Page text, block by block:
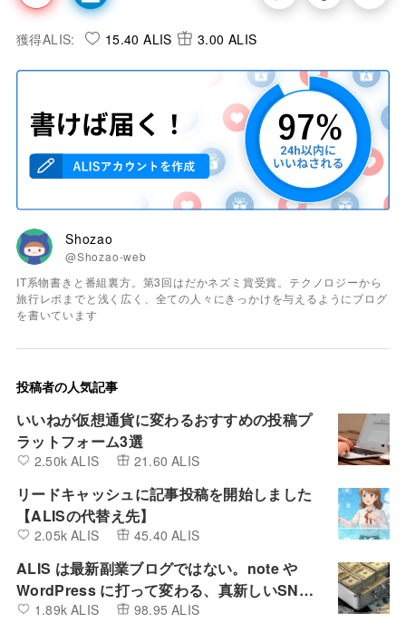
獲得ALIS: 15.40 ALIS 3.00 ALIS
Shozao
@Shozao-web
IT系物書きと番組裏方。第3回はだかネズミ賞受賞。テクノロジーから
旅行レポまでと浅く広く、全ての人々にきっかけを与えるようにブログ
を書いています
投稿者の人気記事
いいねが仮想通貨に変わるおすすめの投稿プ
ラットフォーム3選
2.50k ALIS 21.60 ALIS
リードキャッシュに記事投稿を開始しました
【ALISの代替え先】
2.05k ALIS 45.40 ALIS
ALIS は最新副業ブログではない。note や
WordPress に打って変わる、真新しいSNS
とBlogの融合したプラットフォーム
1.89k ALIS 98.95 ALIS